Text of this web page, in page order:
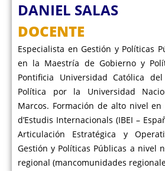
DANIEL SALAS
DOCENTE
Especialista en Gestión y Políticas
en la Maestría de Gobierno y
Pontificia Universidad Católica
Política por la Universidad
Marcos. Formación de alto nivel
d’Estudis Internacionals (IBEI –
Articulación Estratégica y
Gestión y Políticas Públicas a nivel
regional (mancomunidades